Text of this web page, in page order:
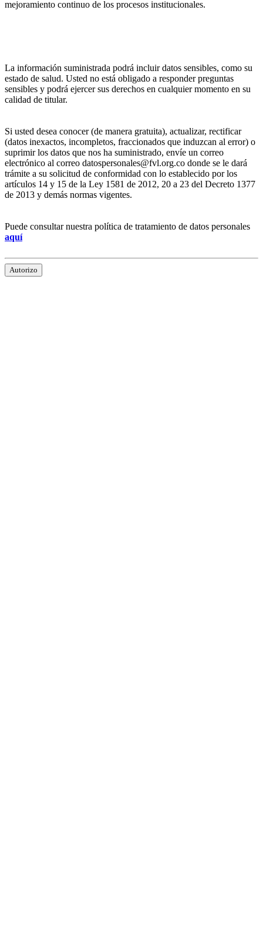
mejoramiento continuo de los procesos institucionales.
La información suministrada podrá incluir datos sensibles, como su
estado de salud. Usted no está obligado a responder preguntas
sensibles y podrá ejercer sus derechos en cualquier momento en su
calidad de titular.
Si usted desea conocer (de manera gratuita), actualizar, rectificar
(datos inexactos, incompletos, fraccionados que induzcan al error) o
suprimir los datos que nos ha suministrado, envíe un correo
electrónico al correo datospersonales@fvl.org.co donde se le dará
trámite a su solicitud de conformidad con lo establecido por los
artículos 14 y 15 de la Ley 1581 de 2012, 20 a 23 del Decreto 1377
de 2013 y demás normas vigentes.
Puede consultar nuestra política de tratamiento de datos personales
aquí
Autorizo